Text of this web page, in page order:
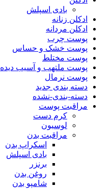
بادی اسپلش
ادکلن زنانه
ادکلن مردانه
پوست چرب
پوست خشک و حساس
پوست مختلط
پوست ملتهب و آسیب دیده
پوست نرمال
دسته بندی جدید
دسته-بندی-نشده
مراقبت پوست
کرم دست
لوسیون
مراقبت بدن
اسکراپ بدن
بادی اسپلش
برنزر
روغن بدن
شامپو بدن